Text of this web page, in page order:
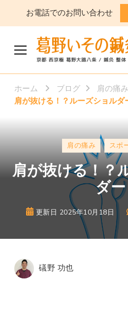
お電話でのお問い合わせ
葛
ホーム ブログ
肩の痛み
肩が抜ける！？ルーズショルダ
肩の痛み スポ
肩が抜ける！？
ダー
更新日 2025年10月18日
礒野 功也